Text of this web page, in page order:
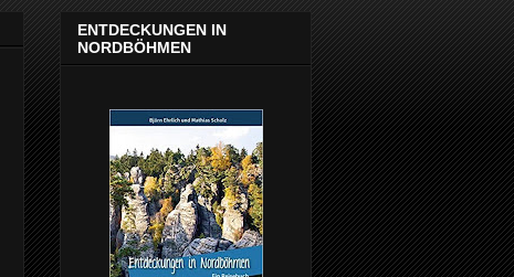
ENTDECKUNGEN IN
NORDBÖHMEN